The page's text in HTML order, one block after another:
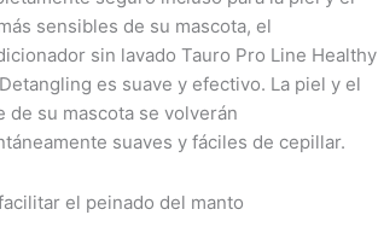
sensibles de su mascota, el
sin lavado Tauro Pro Line Healthy
es suave y efectivo. La piel y el
de su mascota se volverán
suaves y fáciles de cepillar.
el peinado del manto